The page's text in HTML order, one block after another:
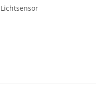
Lichtsensor